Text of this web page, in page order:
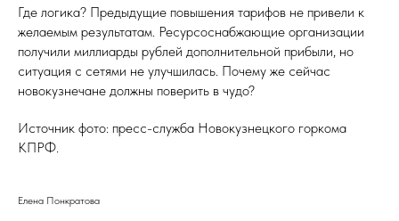
Где логика? Предыдущие повышения тарифов не привели к
желаемым результатам. Ресурсоснабжающие организации
получили миллиарды рублей дополнительной прибыли, но
ситуация с сетями не улучшилась. Почему же сейчас
новокузнечане должны поверить в чудо?
Источник фото: пресс-служба Новокузнецкого горкома
КПРФ.
Елена Понкратова